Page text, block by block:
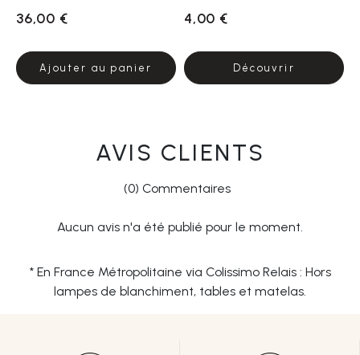
36,00 €
Ajouter au panier
4,00 €
Découvrir
AVIS CLIENTS
(0) Commentaires
Aucun avis n'a été publié pour le moment.
* En France Métropolitaine via Colissimo Relais : Hors
lampes de blanchiment, tables et matelas.